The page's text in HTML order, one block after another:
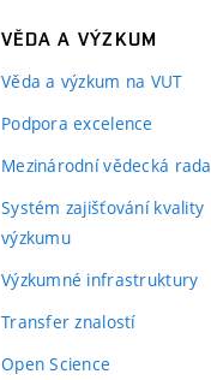
VĚDA A VÝZKUM
Věda a výzkum na VUT
Podpora excelence
Mezinárodní vědecká rada
Systém zajišťování kvality
výzkumu
Výzkumné infrastruktury
Transfer znalostí
Open Science